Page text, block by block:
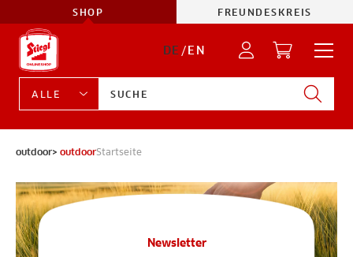
SHOP FREUNDESKREIS
DE/EN
outdoor> outdoorStartseite
Newsletter